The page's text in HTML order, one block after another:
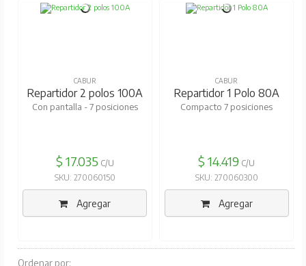
CABUR
Repartidor 2 polos 100A
Con pantalla - 7 posiciones
$ 17.035 C/U
SKU: 270060150
Agregar
CABUR
Repartidor 1 Polo 80A
Compacto 7 posiciones
$ 14.419 C/U
SKU: 270060300
Agregar
Ordenar por: